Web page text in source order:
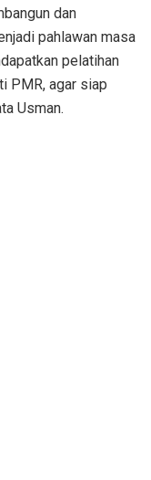
dan
pahlawan masa
pelatihan
PMR, agar siap
Usman.